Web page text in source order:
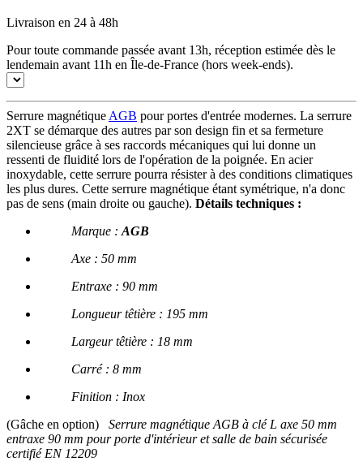
Livraison en 24 à 48h
Pour toute commande passée avant 13h, réception estimée dès le
lendemain avant 11h en Île-de-France (hors week-ends).
Serrure magnétique AGB pour portes d'entrée modernes. La serrure
2XT se démarque des autres par son design fin et sa fermeture
silencieuse grâce à ses raccords mécaniques qui lui donne un
ressenti de fluidité lors de l'opération de la poignée. En acier
inoxydable, cette serrure pourra résister à des conditions climatiques
les plus dures. Cette serrure magnétique étant symétrique, n'a donc
pas de sens (main droite ou gauche). Détails techniques :
Marque : AGB
Axe : 50 mm
Entraxe : 90 mm
Longueur têtière : 195 mm
Largeur têtière : 18 mm
Carré : 8 mm
Finition : Inox
(Gâche en option) Serrure magnétique AGB à clé L axe 50 mm
entraxe 90 mm pour porte d'intérieur et salle de bain sécurisée
certifié EN 12209